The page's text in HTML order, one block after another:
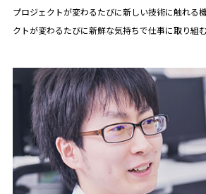
プロジェクトが変わるたびに新しい技術に触れる
クトが変わるたびに新鮮な気持ちで仕事に取り組